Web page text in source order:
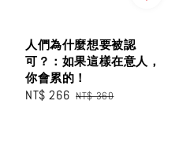
人們為什麼想要被認
可？：如果這樣在意人，
你會累的！
Sale
NT$ 266 Regular
NT$ 360